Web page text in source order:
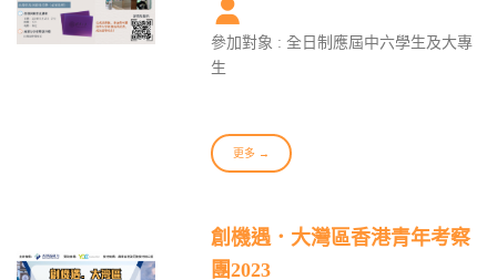
參加對象 : 全日制應屆中六學生及大專
生
更多 →
創機遇．大灣區香港青年考察
團2023